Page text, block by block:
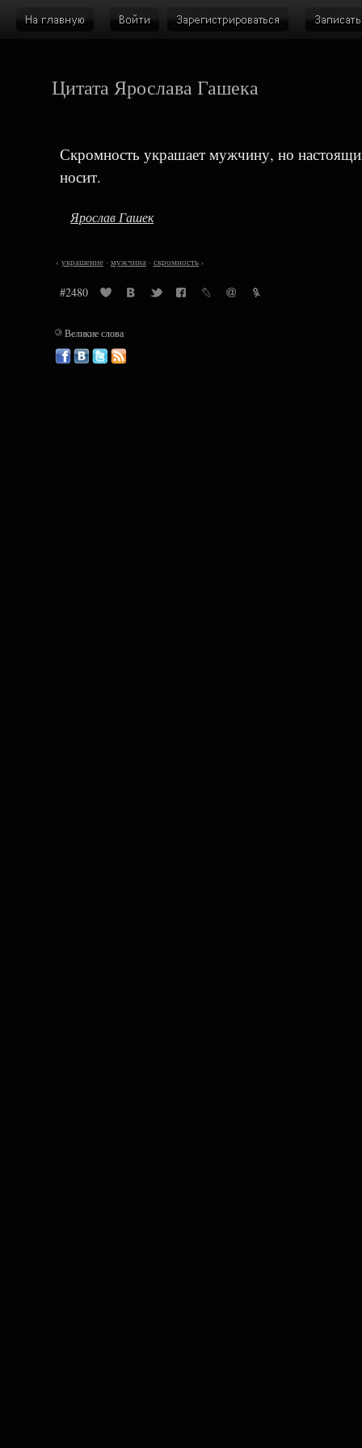
Цитата Ярослава Гашека
Скромность украшает мужчину, но
носит.
Ярослав Гашек
‹ украшение· мужчина· скромность›
#2480
©Великие слова